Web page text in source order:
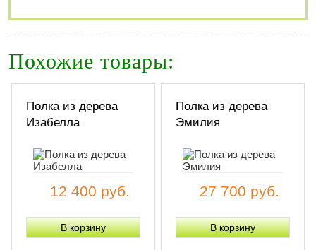
Похожие товары:
Полка из дерева
Изабелла
12 400 руб.
Полка из дерева
Эмилия
27 700 руб.